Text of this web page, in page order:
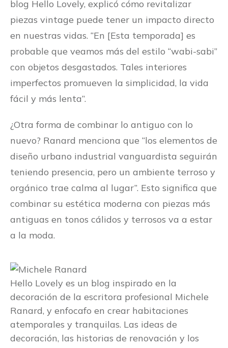
blog Hello Lovely, explicó cómo revitalizar
piezas vintage puede tener un impacto directo
en nuestras vidas. “En [Esta temporada] es
probable que veamos más del estilo “wabi-sabi”
con objetos desgastados. Tales interiores
imperfectos promueven la simplicidad, la vida
fácil y más lenta”.
¿Otra forma de combinar lo antiguo con lo
nuevo? Ranard menciona que “los elementos de
diseño urbano industrial vanguardista seguirán
teniendo presencia, pero un ambiente terroso y
orgánico trae calma al lugar”. Esto significa que
combinar su estética moderna con piezas más
antiguas en tonos cálidos y terrosos va a estar
a la moda.
Hello Lovely es un blog inspirado en la
decoración de la escritora profesional Michele
Ranard, y enfocafo en crear habitaciones
atemporales y tranquilas. Las ideas de
decoración, las historias de renovación y los